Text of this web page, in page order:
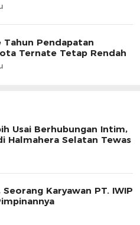
Tahun Pendapatan
Ternate Tetap Rendah
Usai Berhubungan Intim,
Halmahera Selatan Tewas
Seorang Karyawan PT. IWIP